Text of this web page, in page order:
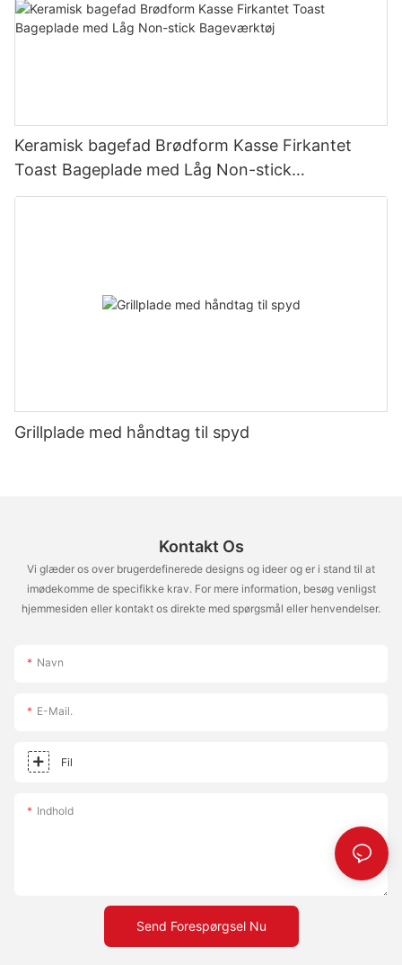
Keramisk bagefad Brødform Kasse Firkantet
Toast Bageplade med Låg Non-stick
Bageværktøj
Grillplade med håndtag til spyd
Kontakt Os
Vi glæder os over brugerdefinerede designs og ideer og er i stand til at
imødekomme de specifikke krav. For mere information, besøg venligst
hjemmesiden eller kontakt os direkte med spørgsmål eller henvendelser.
Navn
E-Mail.
Fil
Indhold
Send Forespørgsel Nu